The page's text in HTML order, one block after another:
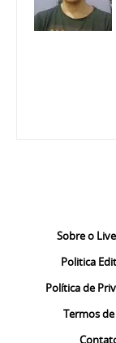
Sobre o
Politica
Política de
Termos